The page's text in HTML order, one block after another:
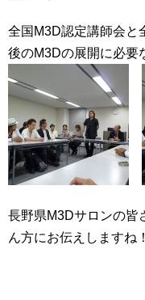
全国M3D認定講師会と
後のM3Dの展開に必要
長野県M3Dサロンの皆
ん方にお伝えしますね！